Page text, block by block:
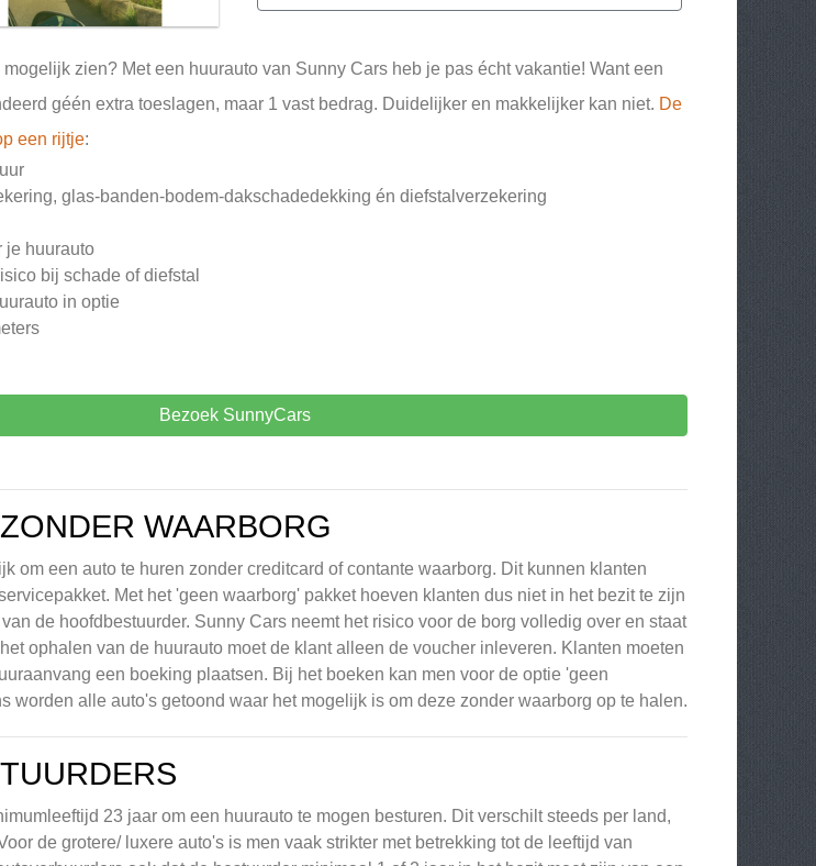
zien? Met een huurauto van Sunny Cars heb je pas écht vakantie! Want een
géén extra toeslagen, maar 1 vast bedrag. Duidelijker en makkelijker kan niet. De
een rijtje:
glas-banden-bodem-dakschadedekking én diefstalverzekering
je huurauto
bij schade of diefstal
in optie
Bezoek SunnyCars
WAARBORG
om een auto te huren zonder creditcard of contante waarborg. Dit kunnen klanten
Met het 'geen waarborg' pakket hoeven klanten dus niet in het bezit te zijn
de hoofdbestuurder. Sunny Cars neemt het risico voor de borg volledig over en staat
ophalen van de huurauto moet de klant alleen de voucher inleveren. Klanten moeten
een boeking plaatsen. Bij het boeken kan men voor de optie 'geen
worden alle auto's getoond waar het mogelijk is om deze zonder waarborg op te halen.
23 jaar om een huurauto te mogen besturen. Dit verschilt steeds per land,
de grotere/ luxere auto's is men vaak strikter met betrekking tot de leeftijd van